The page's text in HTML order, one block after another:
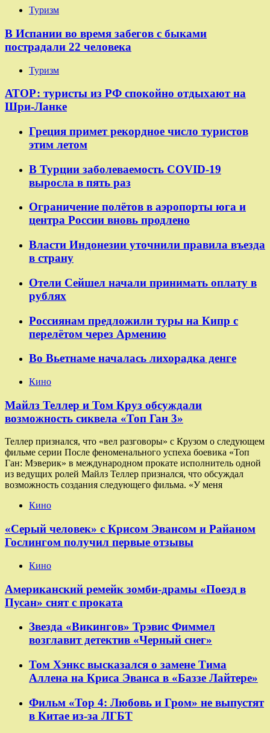
Туризм
В Испании во время забегов с быками
пострадали 22 человека
Туризм
АТОР: туристы из РФ спокойно отдыхают на
Шри-Ланке
Греция примет рекордное число туристов
этим летом
В Турции заболеваемость COVID-19
выросла в пять раз
Ограничение полётов в аэропорты юга и
центра России вновь продлено
Власти Индонезии уточнили правила въезда
в страну
Отели Сейшел начали принимать оплату в
рублях
Россиянам предложили туры на Кипр с
перелётом через Армению
Во Вьетнаме началась лихорадка денге
Кино
Майлз Теллер и Том Круз обсуждали
возможность сиквела «Топ Ган 3»
Теллер признался, что «вел разговоры» с Крузом о следующем
фильме серии После феноменального успеха боевика «Топ
Ган: Мэверик» в международном прокате исполнитель одной
из ведущих ролей Майлз Теллер признался, что обсуждал
возможность создания следующего фильма. «У меня
Кино
«Серый человек» с Крисом Эвансом и Райаном
Гослингом получил первые отзывы
Кино
Американский ремейк зомби-драмы «Поезд в
Пусан» снят с проката
Звезда «Викингов» Трэвис Фиммел
возглавит детектив «Черный снег»
Том Хэнкс высказался о замене Тима
Аллена на Криса Эванса в «Баззе Лайтере»
Фильм «Тор 4: Любовь и Гром» не выпустят
в Китае из-за ЛГБТ